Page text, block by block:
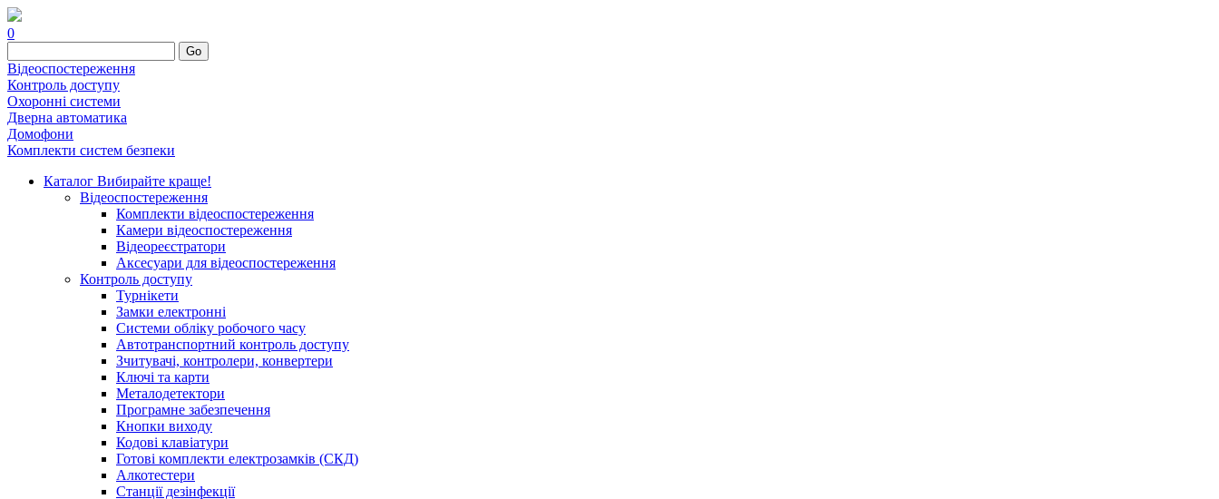
0
Go
Відеоспостереження
Контроль доступу
Охоронні системи
Дверна автоматика
Домофони
Комплекти систем безпеки
Каталог Вибирайте краще!
Відеоспостереження
Комплекти відеоспостереження
Камери відеоспостереження
Відеореєстратори
Аксесуари для відеоспостереження
Контроль доступу
Турнікети
Замки електронні
Системи обліку робочого часу
Автотранспортний контроль доступу
Зчитувачі, контролери, конвертери
Ключі та карти
Металодетектори
Програмне забезпечення
Кнопки виходу
Кодові клавіатури
Готові комплекти електрозамків (СКД)
Алкотестери
Станції дезінфекції